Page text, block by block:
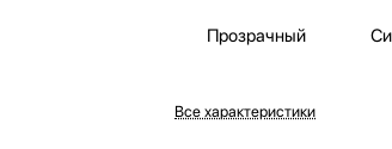
Прозрачный
Все характеристики